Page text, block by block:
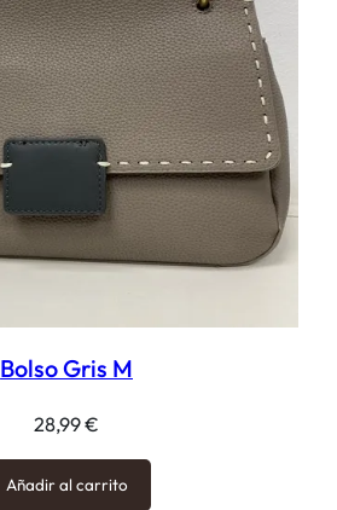
Bolso Gris M
28,99€
Añadir al carrito